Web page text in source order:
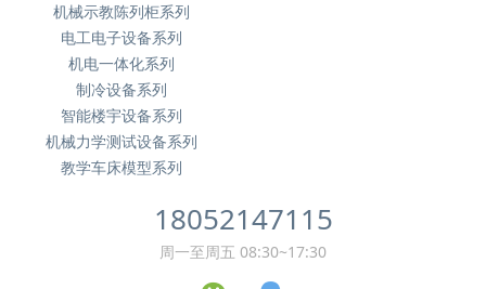
机械示教陈列柜系列
电工电子设备系列
机电一体化系列
制冷设备系列
智能楼宇设备系列
机械力学测试设备系列
教学车床模型系列
18052147115
周一至周五 08:30~17:30